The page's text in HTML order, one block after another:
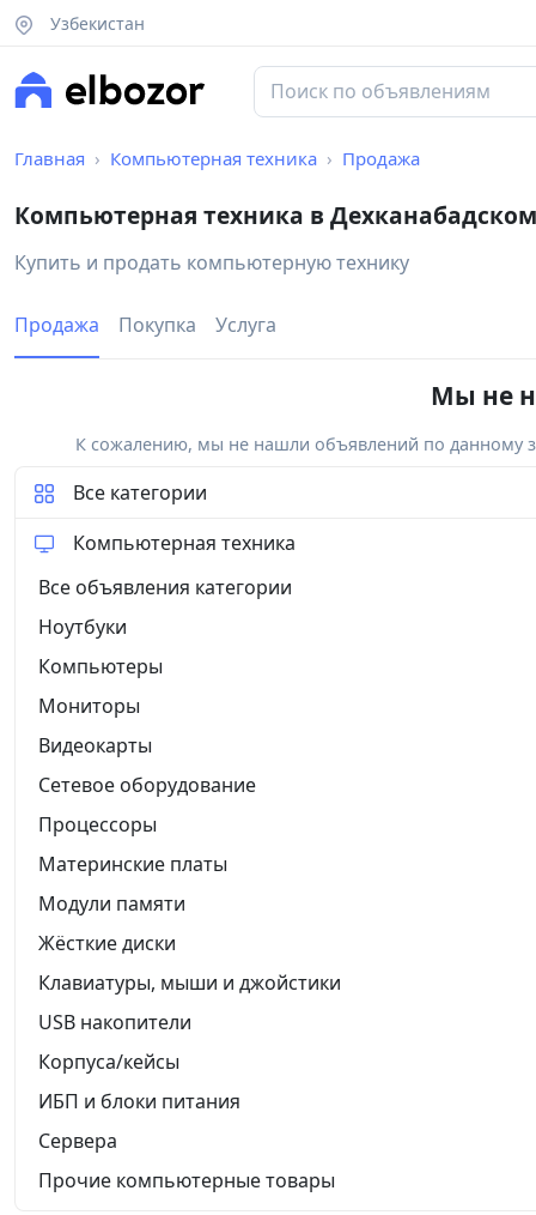
Узбекистан
Главная Компьютерная техника Продажа
Компьютерная техника в
Купить и продать компьютерную технику
Продажа Покупка Услуга
Мы не
К сожалению, мы не нашли объявлений по данному
Все категории
Компьютерная техника
Все объявления категории
Ноутбуки
Компьютеры
Мониторы
Видеокарты
Сетевое оборудование
Процессоры
Материнские платы
Модули памяти
Жёсткие диски
Клавиатуры, мыши и джойстики
USB накопители
Корпуса/кейсы
ИБП и блоки питания
Сервера
Прочие компьютерные товары